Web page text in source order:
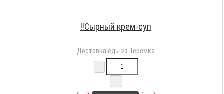
!!Сырный крем-суп
Доставка еды из Теремка
-
+